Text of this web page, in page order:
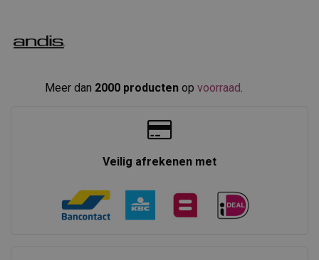
Meer dan 2000 producten op voorraad.​
Veilig afrekenen met